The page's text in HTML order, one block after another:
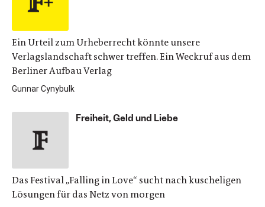
Ein Urteil zum Urheberrecht könnte unsere
Verlagslandschaft schwer treffen. Ein Weckruf aus dem
Berliner Aufbau Verlag
Gunnar Cynybulk
Freiheit, Geld und Liebe
Das Festival „Falling in Love“ sucht nach kuscheligen
Lösungen für das Netz von morgen